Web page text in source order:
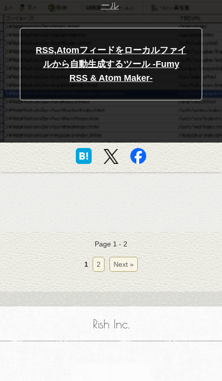
ール
RSS,Atomフィードをローカルファイ
ルから自動生成するツール -Fumy
RSS & Atom Maker-
Page 1 - 2
1 2 Next »
Rish Inc.